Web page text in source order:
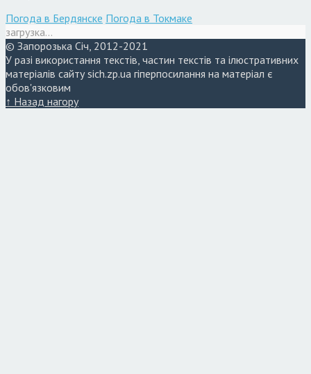
Погода в Бердянске Погода в Токмаке
загрузка...
© Запорозька Січ, 2012-2021
У разі використання текстів, частин текстів та ілюстративних
матеріалів сайту sich.zp.ua гіперпосилання на матеріал є
обов'язковим
↑ Назад нагору